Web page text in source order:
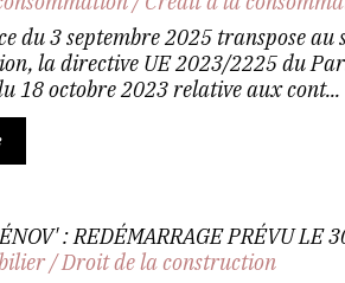
du 3 septembre 2025 transpose au
la directive UE 2023/2225 du
18 octobre 2023 relative aux cont...
: REDÉMARRAGE PRÉVU LE
/Droit de la construction